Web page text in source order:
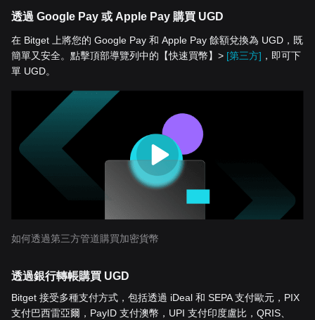
透過 Google Pay 或 Apple Pay 購買 UGD
在 Bitget 上將您的 Google Pay 和 Apple Pay 餘額兌換為 UGD，既
簡單又安全。點擊頂部導覽列中的【快速買幣】> [第三方] ，即可下
單 UGD。
如何透過第三方管道購買加密貨幣
透過銀行轉帳購買 UGD
Bitget 接受多種支付方式，包括透過 iDeal 和 SEPA 支付歐元，PIX
支付巴西雷亞爾，PayID 支付澳幣，UPI 支付印度盧比，QRIS、